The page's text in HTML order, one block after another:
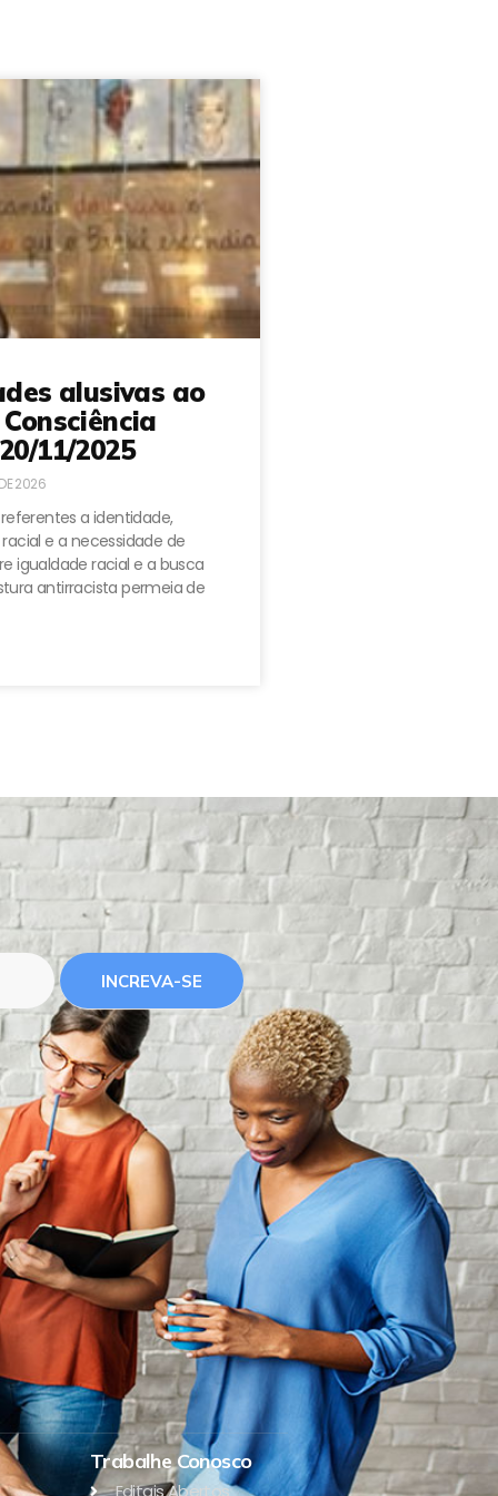
alusivas ao
11/2025
2026
a identidade,
e a necessidade de
igualdade racial e a busca
antirracista permeia de
INCREVA-SE
Trabalhe Conosco